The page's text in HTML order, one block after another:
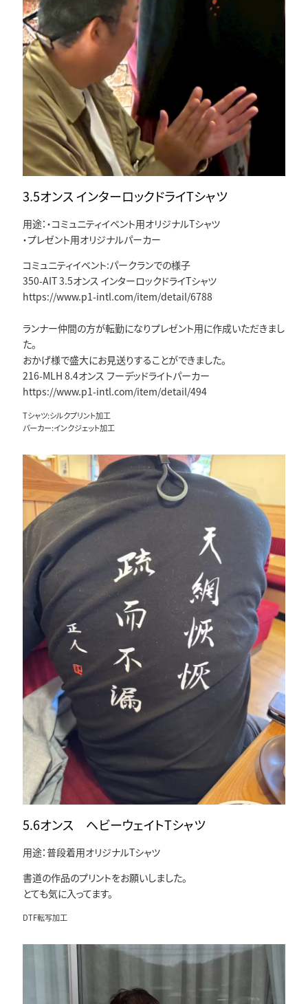
3.5オンス インターロックドライTシャツ
用途：・コミュニティイベント用オリジナルTシャツ
・プレゼント用オリジナルパーカー
コミュニティイベント:パークランでの様子
350-AIT 3.5オンス インターロックドライTシャツ
https://www.p1-intl.com/item/detail/6788
ランナー仲間の方が転勤になりプレゼント用に作成いただきまし
た。
おかげ様で盛大にお見送りすることができました。
216-MLH 8.4オンス フーデッドライトパーカー
https://www.p1-intl.com/item/detail/494
Tシャツ:シルクプリント加工
パーカー:インクジェット加工
5.6オンス ヘビーウェイトTシャツ
用途：普段着用オリジナルTシャツ
書道の作品のプリントをお願いしました。
とても気に入ってます。
DTF転写加工